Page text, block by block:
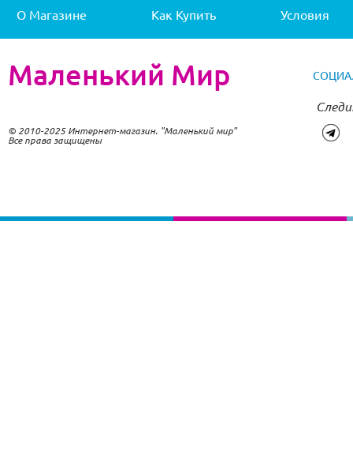
О Магазине Как Купить Условия
Маленький Мир
© 2010-2025 Интернет-магазин. "Маленький мир"
Все права защищены